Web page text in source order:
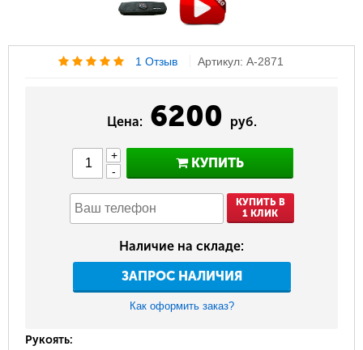
1 Отзыв Артикул: A-2871
Цена: 6200 руб.
+
-
КУПИТЬ
КУПИТЬ В
1 КЛИК
Наличие на складе:
ЗАПРОС НАЛИЧИЯ
Как оформить заказ?
Рукоять: